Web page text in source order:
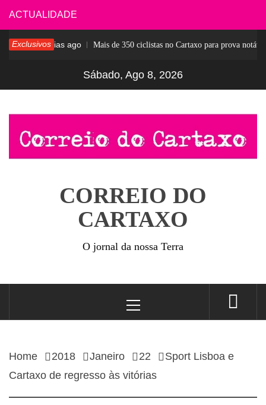
Skip
to
content
ACTUALIDADE
Exclusivos6 dias ago Mais de 350 ciclistas no Cartaxo para prova notável
Sábado, Ago 8, 2026
CORREIO DO
CARTAXO
O jornal da nossa Terra
Menu
Home 2018 Janeiro 22
Sport Lisboa e
Cartaxo de regresso às vitórias